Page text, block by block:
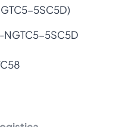
5SC5D)
NGTC5-5SC5D